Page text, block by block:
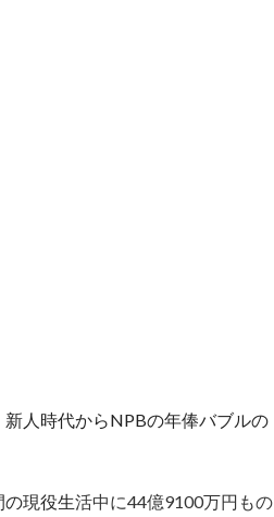
人時代からNPBの年俸バブルの
現役生活中に44億9100万円もの